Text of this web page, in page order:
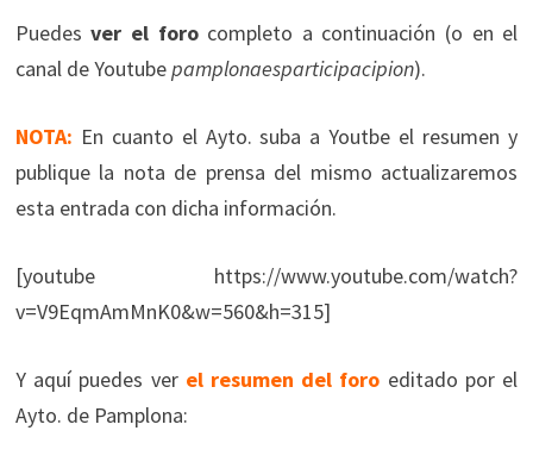
Puedesver el forocompleto a continuación (o en el
canal de Youtubepamplonaesparticipacipion).
NOTA: En cuanto el Ayto. suba a Youtbe el resumen y
publique la nota de prensa del mismo actualizaremos
esta entrada con dicha información.
[youtube https://www.youtube.com/watch?
v=V9EqmAmMnK0&w=560&h=315]
Y aquí puedes ver el resumen del foro editado por el
Ayto. de Pamplona: